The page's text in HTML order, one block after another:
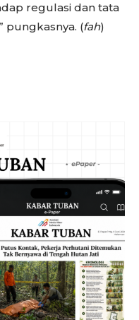
regulasi dan tata
pungkasnya. (fah)